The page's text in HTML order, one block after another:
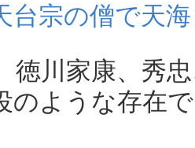
台宗の僧で天
徳川家康、秀
のような存在